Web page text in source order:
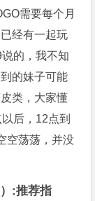
需要每个月
经有一起玩
的，我不知
的妹子可能
类，大家懂
后，12点到
空荡荡，并没
:推荐指